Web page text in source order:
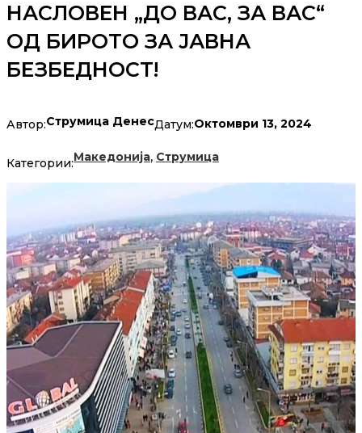
НАСЛОВЕН „ДО ВАС, ЗА ВАС“
ОД БИРОТО ЗА ЈАВНА
БЕЗБЕДНОСТ!
Автор:Струмица ДенесДатум:Октомври 13, 2024
Категории:Македонија, Струмица